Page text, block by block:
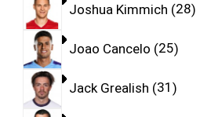
Joshua Kimmich 28
Joao Cancelo 25
Jack Grealish 31